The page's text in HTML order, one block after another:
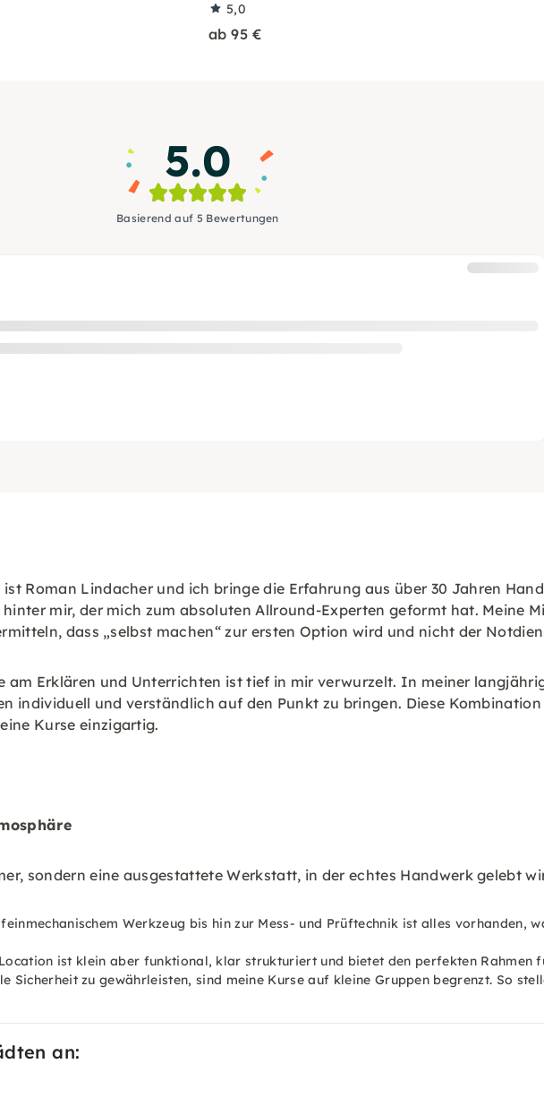
5,0
ab 95 €
5.0
Basierend auf 5 Bewertungen
ist Roman Lindacher und ich bringe die Erfahrung aus über 30 Jahren
mir, der mich zum absoluten Allround-Experten geformt hat. Meine
dass „selbst machen“ zur ersten Option wird und nicht der
am Erklären und Unterrichten ist tief in mir verwurzelt. In meiner
individuell und verständlich auf den Punkt zu bringen. Diese
Kurse einzigartig.
sondern eine ausgestattete Werkstatt, in der echtes Handwerk gelebt
Werkzeug bis hin zur Mess- und Prüftechnik ist alles vorhanden,
ist klein aber funktional, klar strukturiert und bietet den perfekten Rahmen
Sicherheit zu gewährleisten, sind meine Kurse auf kleine Gruppen begrenzt. So
an: